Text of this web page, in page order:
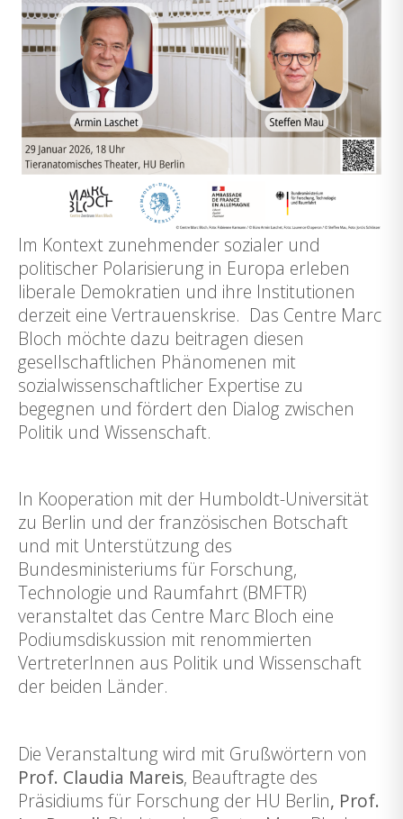
Im Kontext zunehmender sozialer und
politischer Polarisierung in Europa erleben
liberale Demokratien und ihre Institutionen
derzeit eine Vertrauenskrise. Das Centre Marc
Bloch möchte dazu beitragen diesen
gesellschaftlichen Phänomenen mit
sozialwissenschaftlicher Expertise zu
begegnen und fördert den Dialog zwischen
Politik und Wissenschaft.
In Kooperation mit der Humboldt-Universität
zu Berlin und der französischen Botschaft
und mit Unterstützung des
Bundesministeriums für Forschung,
Technologie und Raumfahrt (BMFTR)
veranstaltet das Centre Marc Bloch eine
Podiumsdiskussion mit renommierten
VertreterInnen aus Politik und Wissenschaft
der beiden Länder.
Die Veranstaltung wird mit Grußwörtern von
Prof. Claudia Mareis, Beauftragte des
Präsidiums für Forschung der HU Berlin, Prof.